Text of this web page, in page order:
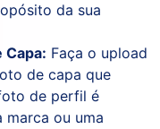
da sua
Capa: Faça o upload
de capa que
de perfil é
ou uma